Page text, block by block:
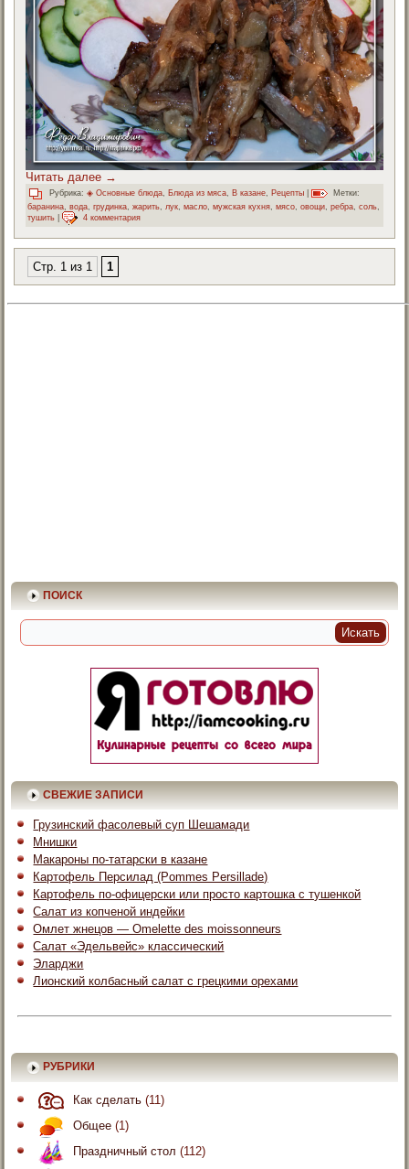
Читать далее →
Рубрика: ◈ Основные блюда, Блюда из мяса, В казане, Рецепты
Метки:
баранина ,вода ,грудинка ,жарить лук ,масло ,мужская кухня ,мясо ,овощи ,ребра ,соль
тушить | 4 комментария
Стр. 1 из 1 1
ПОИСК
СВЕЖИЕ ЗАПИСИ
Грузинский фасолевый суп Шешамади
Мнишки
Макароны по-татарски в казане
Картофель Персилад (Pommes Persillade)
Картофель по-офицерски или просто картошка с тушенкой
Салат из копченой индейки
Омлет жнецов — Omelette des moissonneurs
Салат «Эдельвейс» классический
Эларджи
Лионский колбасный салат с грецкими орехами
РУБРИКИ
Как сделать (11)
Общее (1)
Праздничный стол (112)